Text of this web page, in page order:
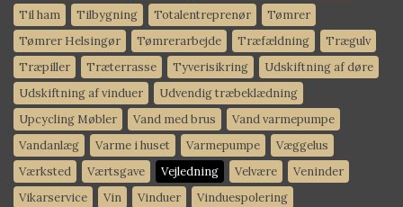
Til ham
Tilbygning Totalentreprenør
Tømrer
Tømrer Helsingør
Tømrerarbejde Træfældning
Trægulv
Træpiller
Træterrasse Tyverisikring
Udskiftning af døre
Udskiftning af vinduer
Udvendig træbeklædning
Upcycling Møbler
Vand med brus
Vand varmepumpe
Vandanlæg
Varme i huset Varmepumpe
Væggelus
Værksted
Værtsgave Vejledning Velvære
Veninder
Vikarservice
Vin Vinduer
Vinduespolering